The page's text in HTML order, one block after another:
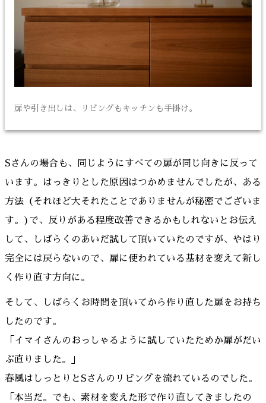
扉や引き出しは、リビングもキッチンも手掛け。
Sさんの場合も、同じようにすべての扉が同じ向きに反って
います。はっきりとした原因はつかめませんでしたが、ある
方法（それほど大それたことでありませんが秘密でございま
す。)で、反りがある程度改善できるかもしれないとお伝え
して、しばらくのあいだ試して頂いていたのですが、やはり
完全には戻らないので、扉に使われている基材を変えて新し
く作り直す方向に。
そして、しばらくお時間を頂いてから作り直した扉をお持ち
したのです。
「イマイさんのおっしゃるように試していたためか扉がだい
ぶ直りました。」
春風はしっとりとSさんのリビングを流れているのでした。
「本当だ。でも、素材を変えた形で作り直してきましたの